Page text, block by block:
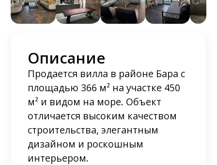
Описание
Продается вилла в районе Бара с
площадью 366 м² на участке 450
м² и видом на море. Объект
отличается высоким качеством
строительства, элегантным
дизайном и роскошным
интерьером.